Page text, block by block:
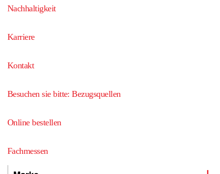
Nachhaltigkeit
Karriere
Kontakt
Besuchen sie bitte: Bezugsquellen
Online bestellen
Fachmessen